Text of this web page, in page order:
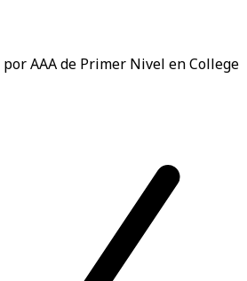
AAA de Primer Nivel en College